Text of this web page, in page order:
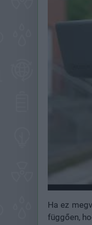
Ha ez
függően,